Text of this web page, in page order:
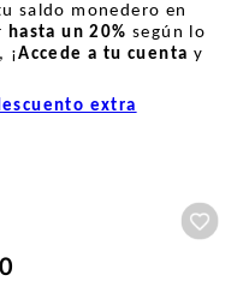
saldo monedero en
hasta un 20% según lo
¡Accede a tu cuenta y
extra